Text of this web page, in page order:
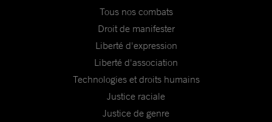
Tous nos combats
Droit de manifester
Liberté d'expression
Liberté d'association
Technologies et droits humains
Justice raciale
Justice de genre